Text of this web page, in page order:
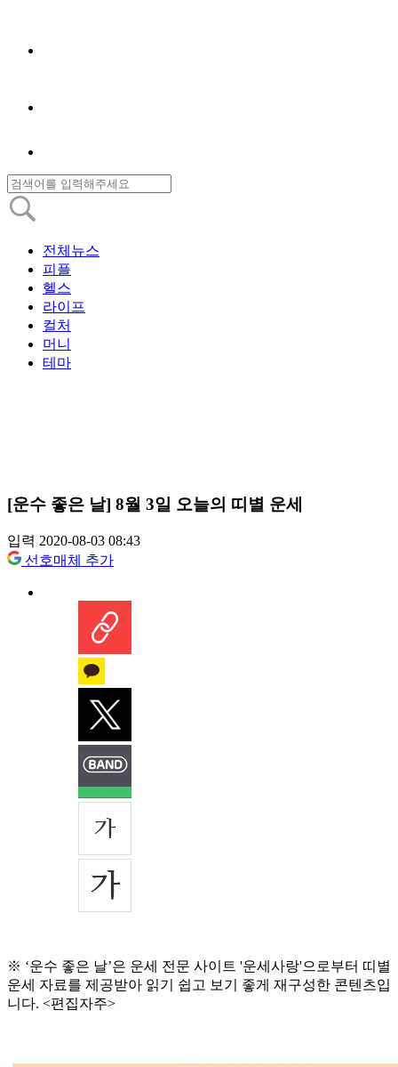
전체뉴스
피플
헬스
라이프
컬처
머니
테마
[운수 좋은 날] 8월 3일 오늘의 띠별 운세
입력 2020-08-03 08:43
선호매체 추가
※ ‘운수 좋은 날’은 운세 전문 사이트 '운세사랑'으로부터 띠별
운세 자료를 제공받아 읽기 쉽고 보기 좋게 재구성한 콘텐츠입
니다. <편집자주>